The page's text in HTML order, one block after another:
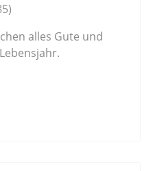
alles Gute und